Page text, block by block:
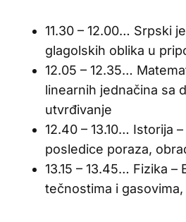
11.30 – 12.00… Srpski
glagolskih oblika u
12.05 – 12.35…
linearnih jednačina sa
utvrđivanje
12.40 – 13.10… Istorija
posledice poraza,
13.15 – 13.45… Fizika –
tečnostima i gasovima,